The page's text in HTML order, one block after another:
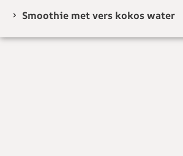
Smoothie met vers kokos water